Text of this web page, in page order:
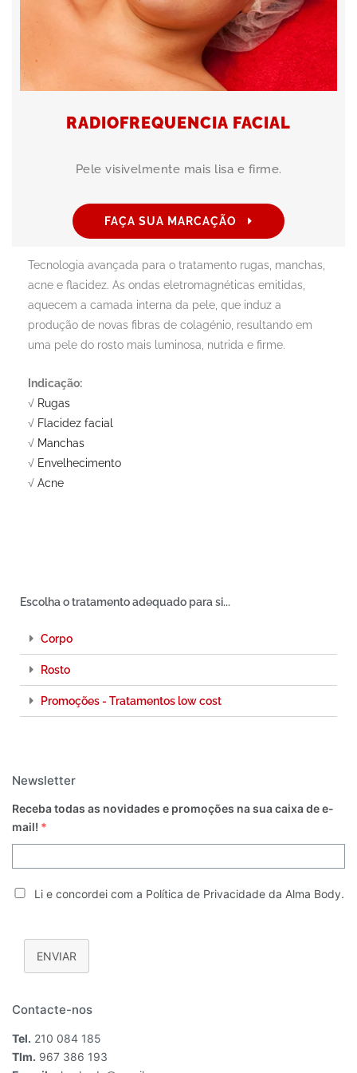
RADIOFREQUENCIA FACIAL
Pele visivelmente mais lisa e firme.
FAÇA SUA MARCAÇÃO
Tecnologia avançada para o tratamento rugas, manchas,
acne e flacidez. As ondas eletromagnéticas emitidas,
aquecem a camada interna da pele, que induz a
produção de novas fibras de colagénio, resultando em
uma pele do rosto mais luminosa, nutrida e firme.
Indicação:
√ Rugas
√ Flacidez facial
√ Manchas
√ Envelhecimento
√ Acne
Escolha o tratamento adequado para si...
Corpo
Rosto
Promoções - Tratamentos low cost
Newsletter
Receba todas as novidades e promoções na sua caixa de e-
mail! *
Li e concordei com a Política de Privacidade da Alma Body.
ENVIAR
Contacte-nos
Tel. 210 084 185
Tlm. 967 386 193